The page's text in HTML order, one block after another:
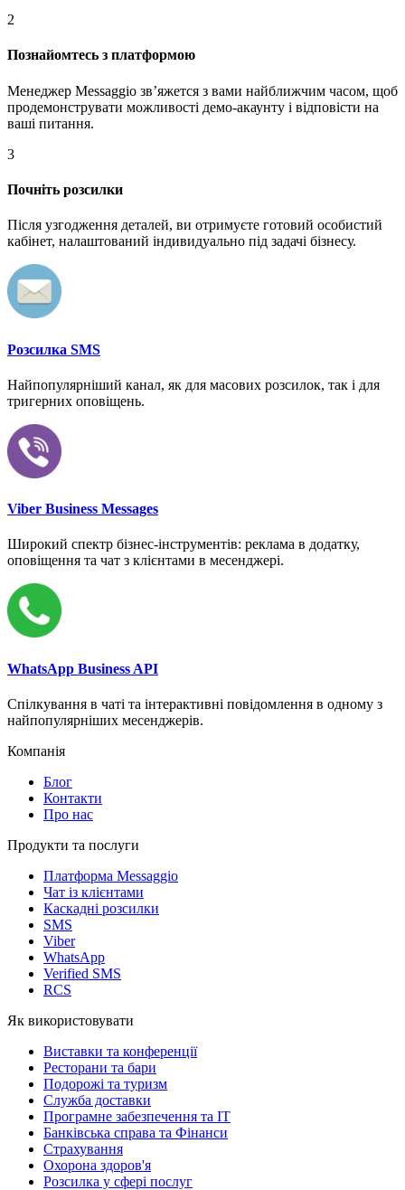
2
Познайомтесь з платформою
Менеджер Messaggio звʼяжется з вами найближчим часом, щоб
продемонструвати можливості демо-акаунту і відповісти на
ваші питання.
3
Почніть розсилки
Після узгодження деталей, ви отримуєте готовий особистий
кабінет, налаштований індивидуально під задачі бізнесу.
Розсилка SMS
Найпопулярніший канал, як для масових розсилок, так і для
тригерних оповіщень.
Viber Business Messages
Широкий спектр бізнес-інструментів: реклама в додатку,
оповіщення та чат з клієнтами в месенджері.
WhatsApp Business API
Спілкування в чаті та інтерактивні повідомлення в одному з
найпопулярніших месенджерів.
Компанія
Блог
Контакти
Про нас
Продукти та послуги
Платформа Messaggio
Чат із клієнтами
Каскадні розсилки
SMS
Viber
WhatsApp
Verified SMS
RCS
Як використовувати
Виставки та конференції
Ресторани та бари
Подорожі та туризм
Служба доставки
Програмне забезпечення та IT
Банківська справа та Фінанси
Страхування
Охорона здоров'я
Розсилка у сфері послуг